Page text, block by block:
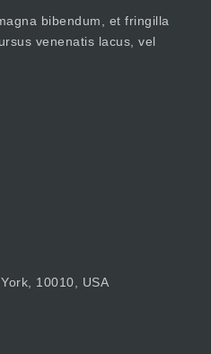
bibendum, et fringilla
venenatis lacus, vel
10010, USA